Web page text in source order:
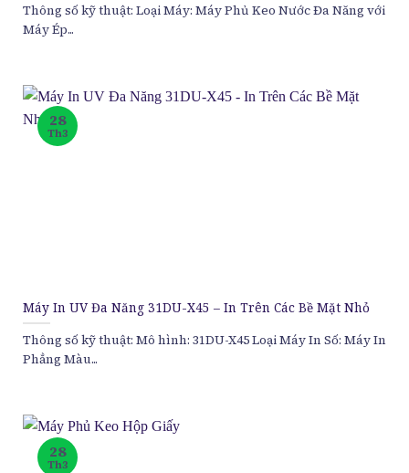
Thông số kỹ thuật: Loại Máy: Máy Phủ Keo Nước Đa Năng với
Máy Ép...
Máy In UV Đa Năng 31DU-X45 – In Trên Các Bề Mặt Nhỏ
Thông số kỹ thuật: Mô hình: 31DU-X45 Loại Máy In Số: Máy In
Phẳng Màu...
28
Th3
28
Th3